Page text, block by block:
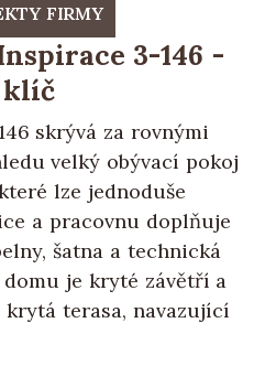
FIRMY
3-146 -
klíč
skrývá za rovnými
velký obývací pokoj
lze jednoduše
a pracovnu doplňuje
šatna a technická
je kryté závětří a
terasa, navazující